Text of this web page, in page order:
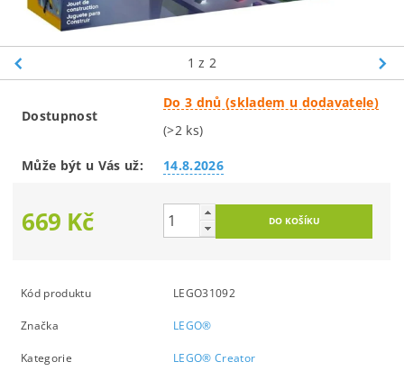
1 z 2
Dostupnost
Do 3 dnů (skladem u dodavatele)
(>2 ks)
Může být u Vás už: 14.8.2026
669 Kč
Kód produktu LEGO31092
Značka LEGO®
Kategorie LEGO® Creator